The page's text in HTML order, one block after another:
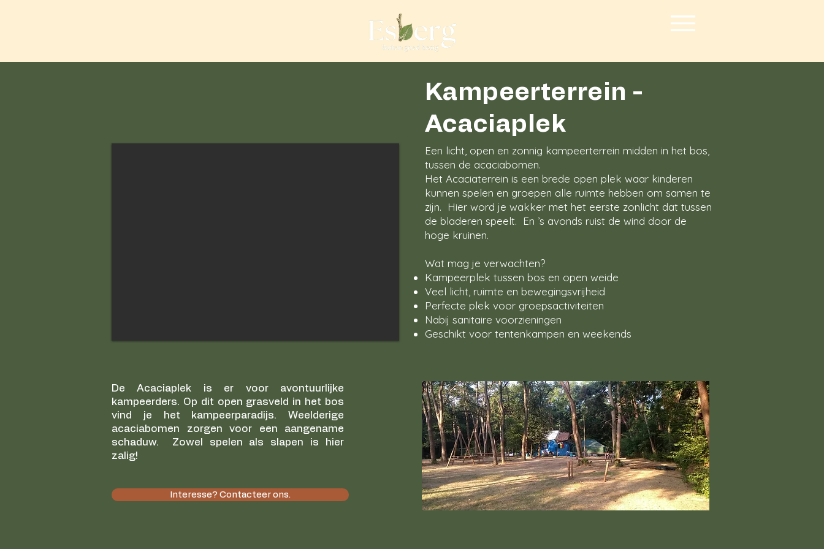
Kampeerterrein -
Acaciaplek
Interesse? Contacteer ons.
De Acaciaplek is er voor avontuurlijke
kampeerders. Op dit open grasveld in het bos
vind je het kampeerparadijs. Weelderige
acaciabomen zorgen voor een aangename
schaduw. Zowel spelen als slapen is hier
zalig!
Een licht, open en zonnig kampeerterrein midden in het bos,
tussen de acaciabomen.
Het Acaciaterrein is een brede open plek waar kinderen
kunnen spelen en groepen alle ruimte hebben om samen te
zijn. Hier word je wakker met het eerste zonlicht dat tussen
de bladeren speelt. En ’s avonds ruist de wind door de
hoge kruinen.
Wat mag je verwachten?
Kampeerplek tussen bos en open weide
Veel licht, ruimte en bewegingsvrijheid
Perfecte plek voor groepsactiviteiten
Nabij sanitaire voorzieningen
Geschikt voor tentenkampen en weekends